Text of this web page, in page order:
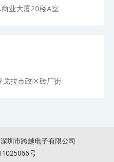
业大厦20楼A室
戈拉市政区砖厂街
圳市跨越电子有限公司
号